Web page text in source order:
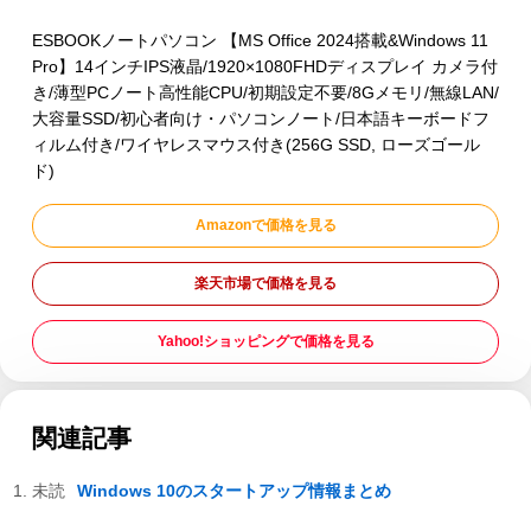
ESBOOKノートパソコン 【MS Office 2024搭載&Windows 11
Pro】14インチIPS液晶/1920×1080FHDディスプレイ カメラ付
き/薄型PCノート高性能CPU/初期設定不要/8Gメモリ/無線LAN/
大容量SSD/初心者向け・パソコンノート/日本語キーボードフ
ィルム付き/ワイヤレスマウス付き(256G SSD, ローズゴール
ド)
Amazonで価格を見る
楽天市場で価格を見る
Yahoo!ショッピングで価格を見る
関連記事
Windows 10のスタートアップ情報まとめ